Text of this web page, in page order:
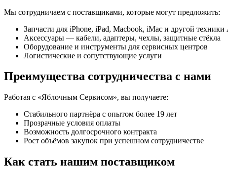
Мы сотрудничаем с поставщиками, которые могут предложить:
Запчасти для iPhone, iPad, Macbook, iMac и другой техники
Аксессуары — кабели, адаптеры, чехлы, защитные стёкла
Оборудование и инструменты для сервисных центров
Логистические и сопутствующие услуги
Преимущества сотрудничества с нами
Работая с «Яблочным Сервисом», вы получаете:
Стабильного партнёра с опытом более 19 лет
Прозрачные условия оплаты
Возможность долгосрочного контракта
Рост объёмов закупок при успешном сотрудничестве
Как стать нашим поставщиком